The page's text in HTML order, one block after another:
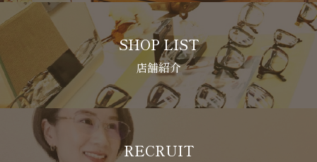
SHOP LIST
店舗紹介
RECRUIT